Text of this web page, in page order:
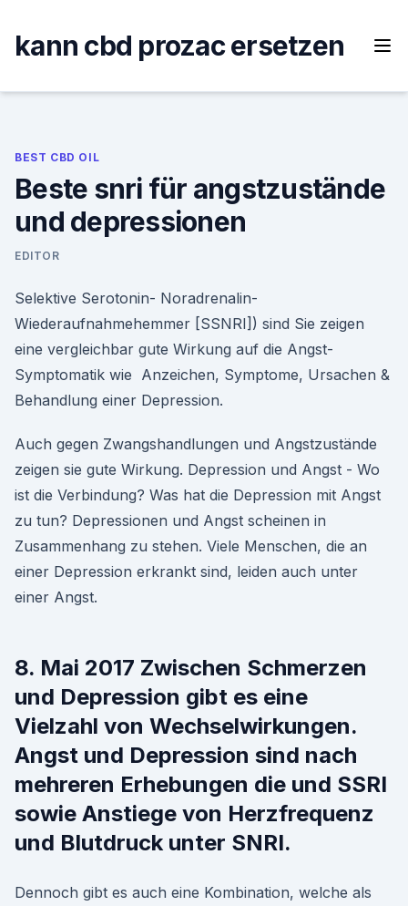
content
kann cbd prozac ersetzen
BEST CBD OIL
Beste snri für angstzustände
und depressionen
EDITOR
Selektive Serotonin- Noradrenalin-
Wiederaufnahmehemmer [SSNRI]) sind Sie zeigen
eine vergleichbar gute Wirkung auf die Angst-
Symptomatik wie Anzeichen, Symptome, Ursachen &
Behandlung einer Depression.
Auch gegen Zwangshandlungen und Angstzustände
zeigen sie gute Wirkung. Depression und Angst - Wo
ist die Verbindung? Was hat die Depression mit Angst
zu tun? Depressionen und Angst scheinen in
Zusammenhang zu stehen. Viele Menschen, die an
einer Depression erkrankt sind, leiden auch unter
einer Angst.
8. Mai 2017 Zwischen Schmerzen
und Depression gibt es eine
Vielzahl von Wechselwirkungen.
Angst und Depression sind nach
mehreren Erhebungen die und SSRI
sowie Anstiege von Herzfrequenz
und Blutdruck unter SNRI.
Dennoch gibt es auch eine Kombination, welche als